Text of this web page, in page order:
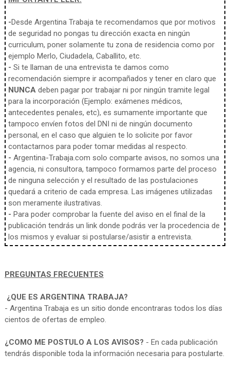
-Desde Argentina Trabaja te recomendamos que por motivos
de seguridad no pongas tu dirección exacta en ningún
curriculum, poner solamente tu zona de residencia como por
ejemplo Merlo, Ciudadela, Caballito, etc.
- Si te llaman de una entrevista te damos como
recomendación siempre ir acompañados y tener en claro que
NUNCAdeben pagar por trabajar ni por ningún tramite legal
para la incorporación (Ejemplo: exámenes médicos,
antecedentes penales, etc), es sumamente importante que
tampoco envíen fotos del DNI ni de ningún documento
personal, en el caso que alguien te lo solicite por favor
contactarnos para poder tomar medidas al respecto.
- Argentina-Trabaja.com solo comparte avisos, no somos una
agencia, ni consultora, tampoco formamos parte del proceso
de ninguna selección y el resultado de las postulaciones
quedará a criterio de cada empresa. Las imágenes utilizadas
son meramente ilustrativas.
- Para poder comprobar la fuente del aviso en el final de la
publicación tendrás un link donde podrás ver la procedencia de
los mismos y evaluar si postularse/asistir a entrevista.
PREGUNTAS FRECUENTES
¿QUE ES ARGENTINA TRABAJA?
- Argentina Trabaja es un sitio donde encontraras todos los días
cientos de ofertas de empleo.
¿COMO ME POSTULO A LOS AVISOS? - En cada publicación
tendrás disponible toda la información necesaria para postularte.